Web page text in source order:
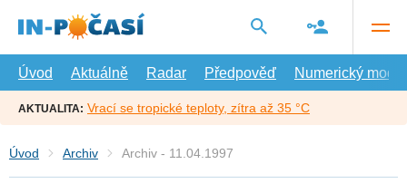
hlavní
Úvod
Aktuálně Radar Předpověď Numerický model
AKTUALITA: Vrací se tropické teploty, zítra až 35 °C
Úvod Archiv Archiv - 11.04.1997